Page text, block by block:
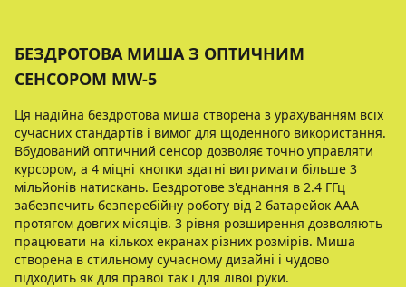
БЕЗДРОТОВА МИША З ОПТИЧНИМ
СЕНСОРОМ MW-5
Ця надійна бездротова миша створена з урахуванням всіх
сучасних стандартів і вимог для щоденного використання.
Вбудований оптичний сенсор дозволяє точно управляти
курсором, а 4 міцні кнопки здатні витримати більше 3
мільйонів натискань. Бездротове з'єднання в 2.4 ГГц
забезпечить безперебійну роботу від 2 батарейок ААА
протягом довгих місяців. 3 рівня розширення дозволяють
працювати на кількох екранах різних розмірів. Миша
створена в стильному сучасному дизайні і чудово
підходить як для правої так і для лівої руки.